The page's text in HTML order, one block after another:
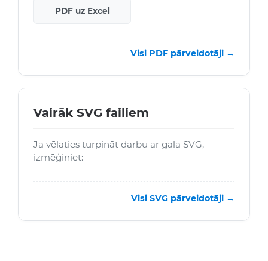
PDF uz Excel
Visi PDF pārveidotāji →
Vairāk SVG failiem
Ja vēlaties turpināt darbu ar gala SVG,
izmēģiniet:
Visi SVG pārveidotāji →